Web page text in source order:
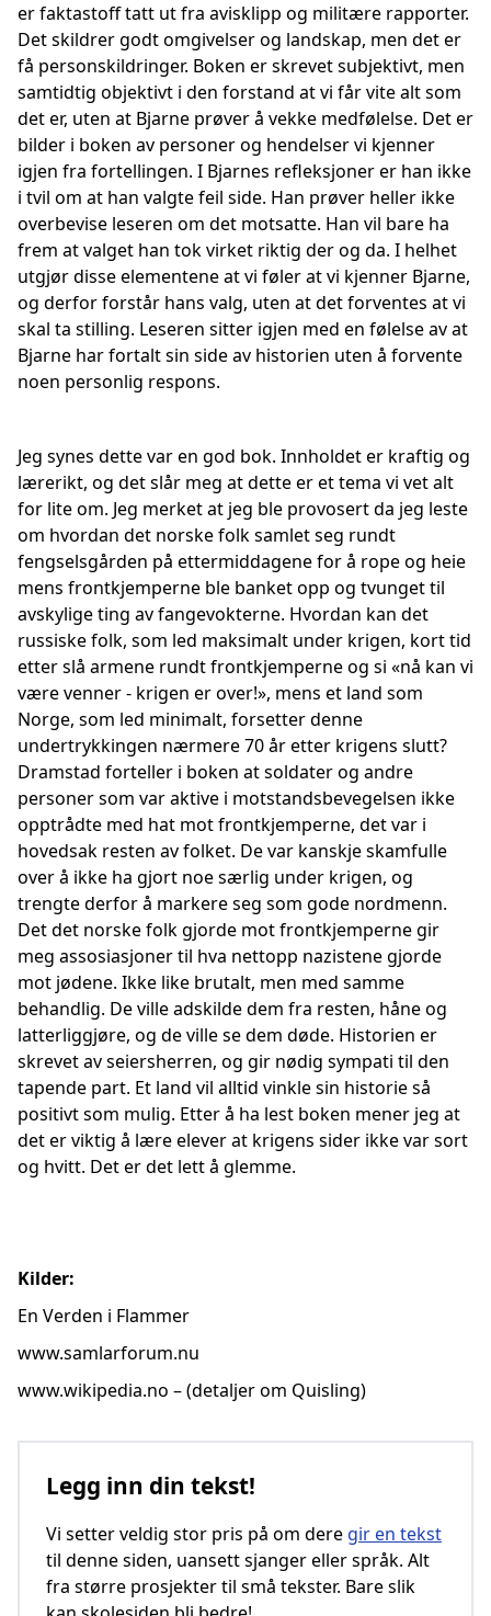
er faktastoff tatt ut fra avisklipp og militære rapporter.
Det skildrer godt omgivelser og landskap, men det er
få personskildringer. Boken er skrevet subjektivt, men
samtidtig objektivt i den forstand at vi får vite alt som
det er, uten at Bjarne prøver å vekke medfølelse. Det er
bilder i boken av personer og hendelser vi kjenner
igjen fra fortellingen. I Bjarnes refleksjoner er han ikke
i tvil om at han valgte feil side. Han prøver heller ikke
overbevise leseren om det motsatte. Han vil bare ha
frem at valget han tok virket riktig der og da. I helhet
utgjør disse elementene at vi føler at vi kjenner Bjarne,
og derfor forstår hans valg, uten at det forventes at vi
skal ta stilling. Leseren sitter igjen med en følelse av at
Bjarne har fortalt sin side av historien uten å forvente
noen personlig respons.
Jeg synes dette var en god bok. Innholdet er kraftig og
lærerikt, og det slår meg at dette er et tema vi vet alt
for lite om. Jeg merket at jeg ble provosert da jeg leste
om hvordan det norske folk samlet seg rundt
fengselsgården på ettermiddagene for å rope og heie
mens frontkjemperne ble banket opp og tvunget til
avskylige ting av fangevokterne. Hvordan kan det
russiske folk, som led maksimalt under krigen, kort tid
etter slå armene rundt frontkjemperne og si «nå kan vi
være venner - krigen er over!», mens et land som
Norge, som led minimalt, forsetter denne
undertrykkingen nærmere 70 år etter krigens slutt?
Dramstad forteller i boken at soldater og andre
personer som var aktive i motstandsbevegelsen ikke
opptrådte med hat mot frontkjemperne, det var i
hovedsak resten av folket. De var kanskje skamfulle
over å ikke ha gjort noe særlig under krigen, og
trengte derfor å markere seg som gode nordmenn.
Det det norske folk gjorde mot frontkjemperne gir
meg assosiasjoner til hva nettopp nazistene gjorde
mot jødene. Ikke like brutalt, men med samme
behandlig. De ville adskilde dem fra resten, håne og
latterliggjøre, og de ville se dem døde. Historien er
skrevet av seiersherren, og gir nødig sympati til den
tapende part. Et land vil alltid vinkle sin historie så
positivt som mulig. Etter å ha lest boken mener jeg at
det er viktig å lære elever at krigens sider ikke var sort
og hvitt. Det er det lett å glemme.
Kilder:
En Verden i Flammer
www.samlarforum.nu
www.wikipedia.no – (detaljer om Quisling)
Legg inn din tekst!
Vi setter veldig stor pris på om dere gir en tekst
til denne siden, uansett sjanger eller språk. Alt
fra større prosjekter til små tekster. Bare slik